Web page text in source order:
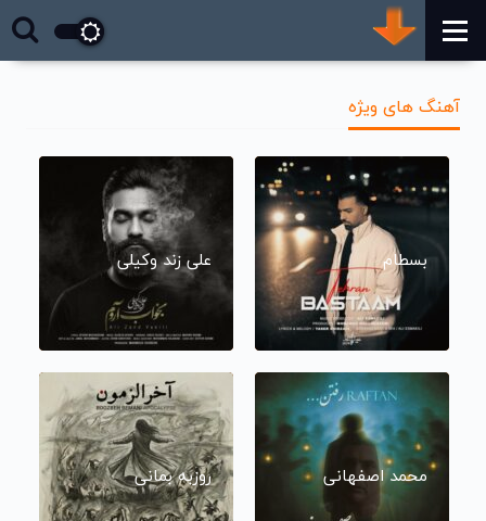
آهنگ های ویژه
بسطام علی زند وکیلی
محمد اصفهانی روزبه بمانی